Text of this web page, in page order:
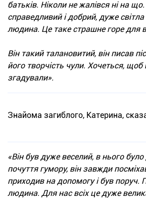
батьків. Ніколи не жалівся ні на що.
справедливий і добрий, дуже світла
людина. Це таке страшне горе для
Він такий талановитий, він писав
його творчість чули. Хочеться, щоб
згадували».
Знайома загиблого, Катерина,
«Він був дуже веселий, в нього
почуття гумору, він завжди
приходив на допомогу і був поруч.
людина. Для нас всіх це дуже